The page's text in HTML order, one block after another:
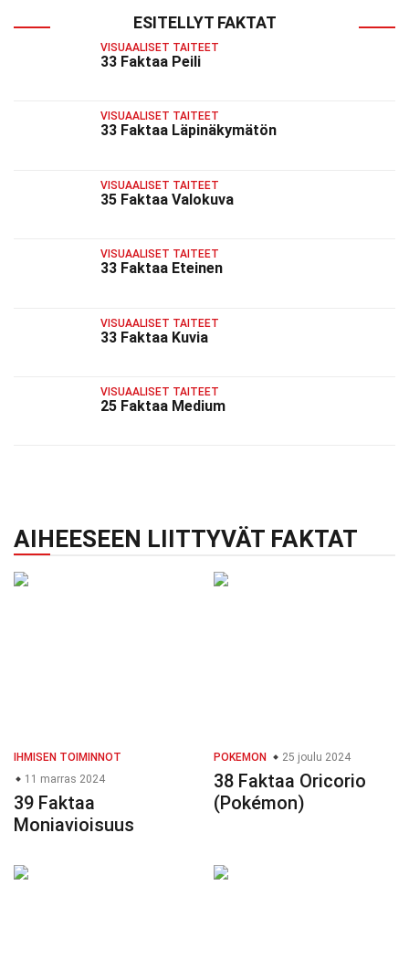
ESITELLYT FAKTAT
VISUAALISET TAITEET
33 Faktaa Peili
VISUAALISET TAITEET
33 Faktaa Läpinäkymätön
VISUAALISET TAITEET
35 Faktaa Valokuva
VISUAALISET TAITEET
33 Faktaa Eteinen
VISUAALISET TAITEET
33 Faktaa Kuvia
VISUAALISET TAITEET
25 Faktaa Medium
AIHEESEEN LIITTYVÄT FAKTAT
IHMISEN TOIMINNOT
11 marras 2024
39 Faktaa
Moniavioisuus
POKEMON 25 joulu 2024
38 Faktaa Oricorio
(Pokémon)